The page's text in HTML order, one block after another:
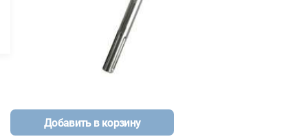
Добавить в корзину